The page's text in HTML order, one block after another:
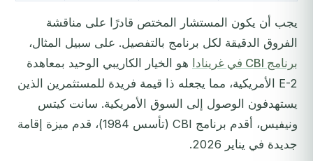
يجب أن يكون المستشار المختص قادرًا على مناقشة
الفروق الدقيقة لكل برنامج بالتفصيل. على سبيل المثال،
برنامج CBI في غرينادا
هو الخيار الكاريبي الوحيد بمعاهدة
E-2 الأمريكية، مما يجعله ذا قيمة فريدة للمستثمرين الذين
يستهدفون الوصول إلى السوق الأمريكية. سانت كيتس
ونيفيس، أقدم برنامج CBI (تأسس 1984)، قدم ميزة إقامة
جديدة في يناير 2026.